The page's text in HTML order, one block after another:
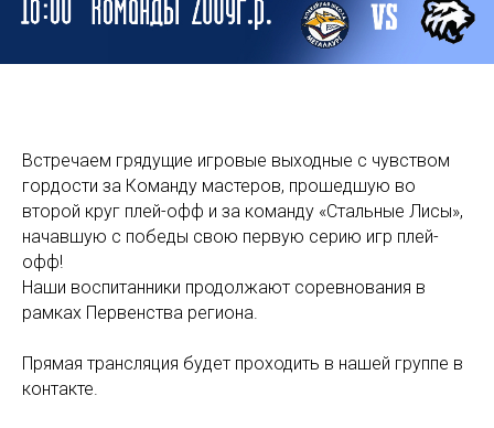
Встречаем грядущие игровые выходные с чувством
гордости за Команду мастеров, прошедшую во
второй круг плей-офф и за команду «Стальные Лисы»,
начавшую с победы свою первую серию игр плей-
офф!
Наши воспитанники продолжают соревнования в
рамках Первенства региона.
Прямая трансляция будет проходить в нашей группе в
контакте.